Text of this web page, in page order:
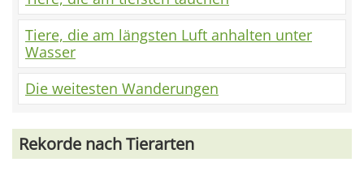
Tiere, die am längsten Luft anhalten unter
Wasser
Die weitesten Wanderungen
Rekorde nach Tierarten